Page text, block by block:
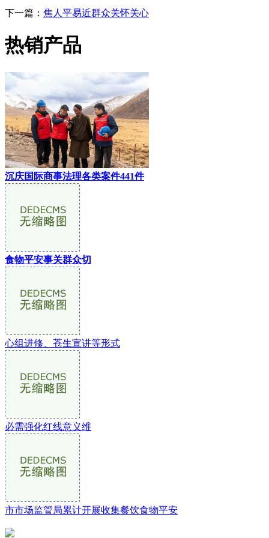
下一篇： 焦人平易近群众关怀关心
热销产品
沉庆国际商事法理各类案件441件
食物平安事关群众切
心组进修、苍生宣讲等形式
必需强化红线意义维
市市场监管局累计开展收集餐饮食物平安